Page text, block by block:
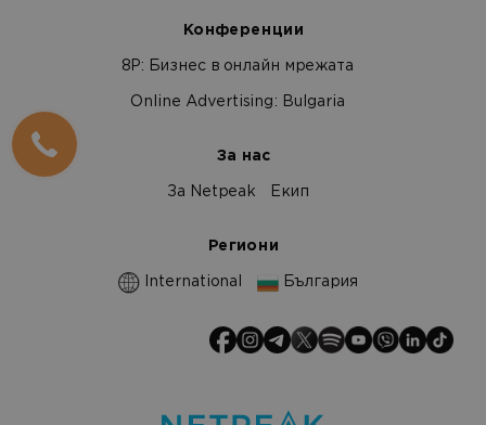
Конференции
8Р: Бизнес в онлайн мрежата
Online Advertising: Bulgaria
За нас
За Netpeak Екип
Региони
International България